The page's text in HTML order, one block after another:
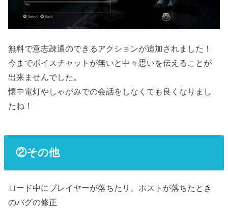
無料で意志疎通のできるアクションが追加されました！
今までボイスチャットが無いと中々思いを伝えることが
出来ませんでした。
懐中電灯やしゃがみでの会話をしなくても良くなりまし
たね！
②その他
ロード中にプレイヤーが落ちたリ、ホストが落ちたとき
のバグの修正